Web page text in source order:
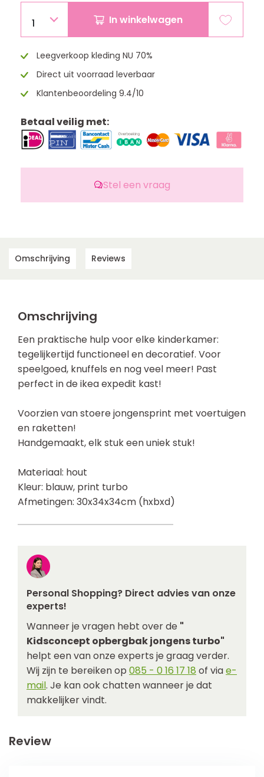
1 In winkelwagen
Leegverkoop kleding NU 70%
Direct uit voorraad leverbaar
Klantenbeoordeling 9.4/10
Betaal veilig met:
Stel een vraag
Omschrijving Reviews
Omschrijving
Een praktische hulp voor elke kinderkamer:
tegelijkertijd functioneel en decoratief. Voor
speelgoed, knuffels en nog veel meer! Past
perfect in de ikea expedit kast!
Voorzien van stoere jongensprint met voertuigen
en raketten!
Handgemaakt, elk stuk een uniek stuk!
Materiaal: hout
Kleur: blauw, print turbo
Afmetingen: 30x34x34cm (hxbxd)
Personal Shopping? Direct advies van onze
experts!
Wanneer je vragen hebt over de "
Kidsconcept opbergbak jongens turbo"
helpt een van onze experts je graag verder.
Wij zijn te bereiken op 085 - 0 16 17 18 of viae-
mail. Je kan ook chatten wanneer je dat
makkelijker vindt.
Review